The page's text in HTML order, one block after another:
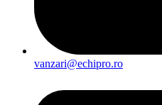
vanzari@echipro.ro